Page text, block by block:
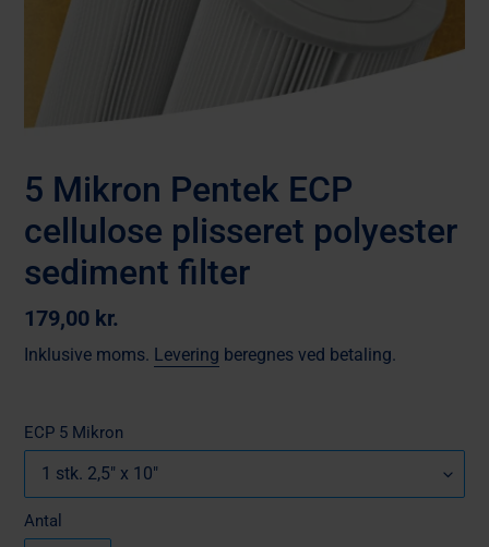
5 Mikron Pentek ECP
cellulose plisseret polyester
sediment filter
Normalpris
179,00 kr.
Inklusive moms. Levering beregnes ved betaling.
ECP 5 Mikron
Antal